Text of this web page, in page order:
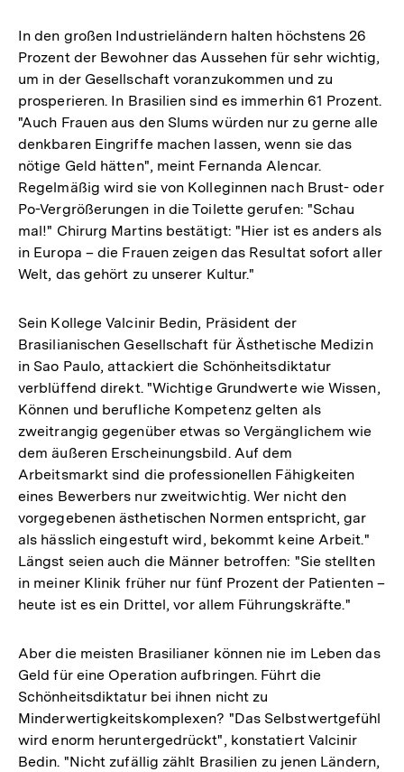
In den großen Industrieländern halten höchstens 26
Prozent der Bewohner das Aussehen für sehr wichtig,
um in der Gesellschaft voranzukommen und zu
prosperieren. In Brasilien sind es immerhin 61 Prozent.
"Auch Frauen aus den Slums würden nur zu gerne alle
denkbaren Eingriffe machen lassen, wenn sie das
nötige Geld hätten", meint Fernanda Alencar.
Regelmäßig wird sie von Kolleginnen nach Brust- oder
Po-Vergrößerungen in die Toilette gerufen: "Schau
mal!" Chirurg Martins bestätigt: "Hier ist es anders als
in Europa – die Frauen zeigen das Resultat sofort aller
Welt, das gehört zu unserer Kultur."
Sein Kollege Valcinir Bedin, Präsident der
Brasilianischen Gesellschaft für Ästhetische Medizin
in Sao Paulo, attackiert die Schönheitsdiktatur
verblüffend direkt. "Wichtige Grundwerte wie Wissen,
Können und berufliche Kompetenz gelten als
zweitrangig gegenüber etwas so Vergänglichem wie
dem äußeren Erscheinungsbild. Auf dem
Arbeitsmarkt sind die professionellen Fähigkeiten
eines Bewerbers nur zweitwichtig. Wer nicht den
vorgegebenen ästhetischen Normen entspricht, gar
als hässlich eingestuft wird, bekommt keine Arbeit."
Längst seien auch die Männer betroffen: "Sie stellten
in meiner Klinik früher nur fünf Prozent der Patienten –
heute ist es ein Drittel, vor allem Führungskräfte."
Aber die meisten Brasilianer können nie im Leben das
Geld für eine Operation aufbringen. Führt die
Schönheitsdiktatur bei ihnen nicht zu
Minderwertigkeitskomplexen? "Das Selbstwertgefühl
wird enorm heruntergedrückt", konstatiert Valcinir
Bedin. "Nicht zufällig zählt Brasilien zu jenen Ländern,